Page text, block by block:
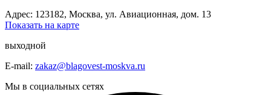
Адрес: 123182, Москва, ул. Авиационная, дом. 13
Показать на карте
выходной
E-mail: zakaz@blagovest-moskva.ru
Мы в социальных сетях